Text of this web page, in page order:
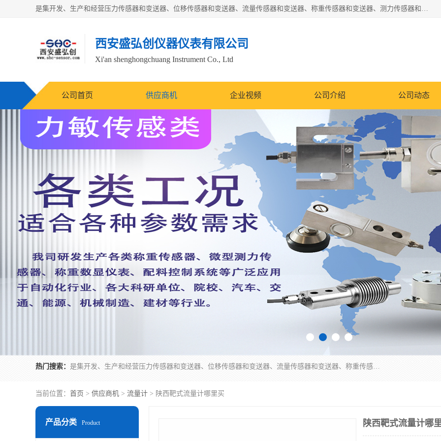
是集开发、生产和经营压力传感器和变送器、位移传感器和变送器、流量传感器和变送器、称重传感器和变送器、测力传感器和变送器、温湿度传感器和变送器、扭矩传感器、智能数显控制仪表等产品的化高新技术企业。
西安盛弘创仪器仪表有限公司
Xi'an shenghongchuang Instrument Co., Ltd
公司首页 供应商机 企业视频 公司介绍 公司动态
热门搜索： 是集开发、生产和经营压力传感器和变送器、位移传感器和变送器、流量传感器和变送器、称重传感器和变送器、测力传感器和变送器、温湿度传感器和变送器、扭矩传感器、智能数显控制仪表等产品的化高新技术企业。
当前位置： 首页 > 供应商机 > 流量计 > 陕西靶式流量计哪里买
产品分类 Product 陕西靶式流量计哪